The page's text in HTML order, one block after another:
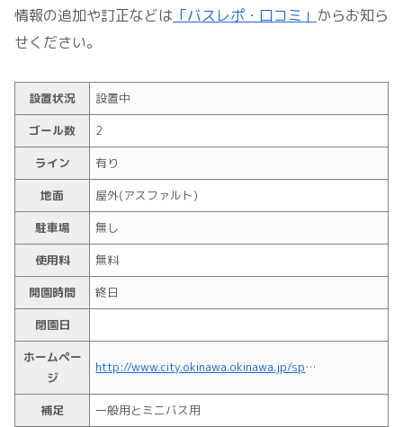
情報の追加や訂正などは 「バスレポ・口コミ」 からお知ら
せください。
設置状況
設置中
ゴール数
2
ライン
有り
地面
屋外(アスファルト)
駐車場
無し
使用料
無料
開園時間
終日
閉園日
ホームペー
ジ
http://www.city.okinawa.okinawa.jp/sp/kodomo/park/1492419043/
補足 一般用とミニバス用